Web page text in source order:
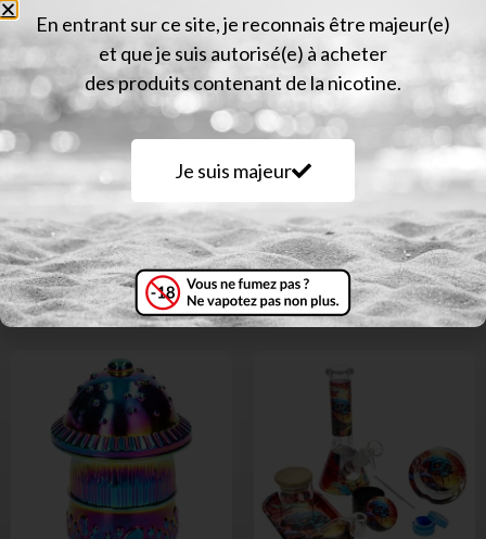
Description
CLIPPER METAL AMSTERDAM PURPLE HAZE
Produits similaires
En entrant sur ce site, je reconnais être majeur(e)
et que je suis autorisé(e) à acheter
des produits contenant de la nicotine.
Je suis majeur